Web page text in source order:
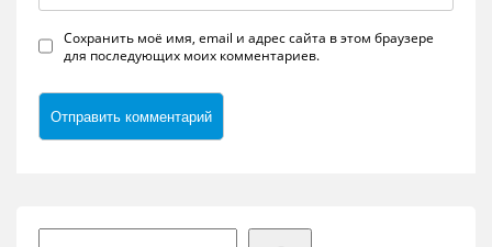
Сохранить моё имя, email и адрес сайта в этом браузере
для последующих моих комментариев.